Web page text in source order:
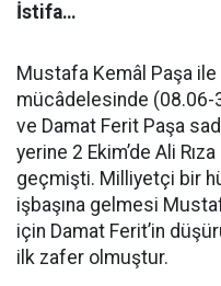
İstifa…
Mustafa Kemâl Paşa
mücâdelesinde
ve Damat Ferit Paşa
yerine 2 Ekim’de Ali
geçmişti. Milliyetçi bir
işbaşına gelmesi
için Damat Ferit’in
ilk zafer olmuştur.